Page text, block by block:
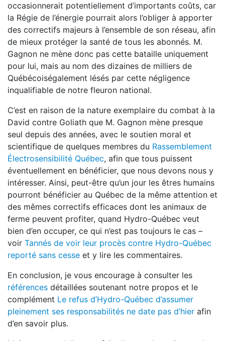
occasionnerait potentiellement d’importants coûts, car
la Régie de l’énergie pourrait alors l’obliger à apporter
des correctifs majeurs à l’ensemble de son réseau, afin
de mieux protéger la santé de tous les abonnés. M.
Gagnon ne mène donc pas cette bataille uniquement
pour lui, mais au nom des dizaines de milliers de
Québécoiségalement lésés par cette négligence
inqualifiable de notre fleuron national.
C’est en raison de la nature exemplaire du combat à la
David contre Goliath que M. Gagnon mène presque
seul depuis des années, avec le soutien moral et
scientifique de quelques membres du Rassemblement
Électrosensibilité Québec, afin que tous puissent
éventuellement en bénéficier, que nous devons nous y
intéresser. Ainsi, peut-être qu’un jour les êtres humains
pourront bénéficier au Québec de la même attention et
des mêmes correctifs efficaces dont les animaux de
ferme peuvent profiter, quand Hydro-Québec veut
bien d’en occuper, ce qui n’est pas toujours le cas –
voir Tannés de voir leur procès contre Hydro-Québec
reporté sans cesse et y lire les commentaires.
En conclusion, je vous encourage à consulter les
références détaillées soutenant notre propos et le
complément Le refus d’Hydro-Québec d’assumer
pleinement ses responsabilités ne date pas d’hier afin
d’en savoir plus.